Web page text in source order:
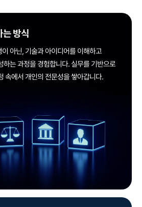
는 방식
아닌, 기술과 아이디어를 이해하고
하는 과정을 경험합니다. 실무를 기반으로
속에서 개인의 전문성을 쌓아갑니다.